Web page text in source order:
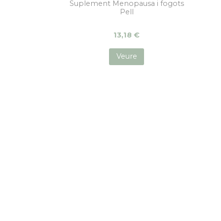
sang i prevenir complicacions a llarg termini
Suplement Menopausa i fogots
Pell
13,18€
Veure